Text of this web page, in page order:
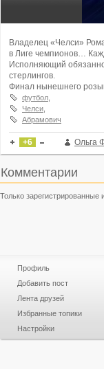
Владелец «Челси»
в Лиге чемпионов…
Исполняющий
стерлингов.
Финал нынешнего
футбол
Челси
Абрамович
+6 Ольга
Комментарии
Только зарегистрированные
Профиль
Добавить пост
Лента друзей
Избранные топики
Настройки